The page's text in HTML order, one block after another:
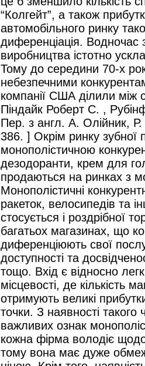
“Колгейт”, а також
автомобільного ринку
диференціація. Водночас
виробництва істотно
Тому до середини 70-х
небезпечними
компанії США ділили між
Піндайк Роберт С. ,
Пер. з англ. А. Олійник,
386. ] Окрім ринку зубної
монополістичною
дезодоранти, крем для
продаються на ринках з
Монополістичні
ракеток, велосипедів та
стосується і роздрібної
багатьох магазинах, що
диференціюють свої
доступності та
тощо. Вхід є відносно
місцевості, де кількість
отримують великі
точки. З наявності такого
важливих ознак
кожна фірма володіє
тому вона має дуже